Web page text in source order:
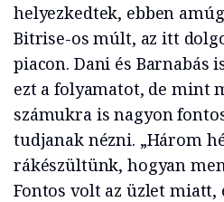
helyezkedtek, ebben
Bitrise-os múlt, az itt
piacon. Dani és Barnabás
ezt a folyamatot, de mint
számukra is nagyon
tudjanak nézni. „Három
rákészültünk, hogyan
Fontos volt az üzlet miatt,